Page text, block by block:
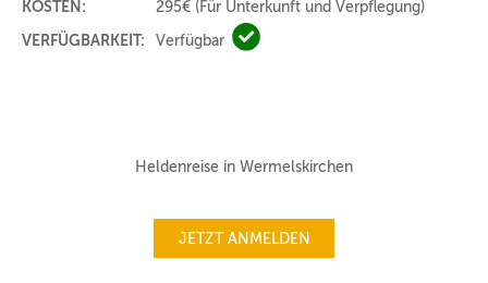
KOSTEN:
295€ (Für Unterkunft und Verpflegung)
VERFÜGBARKEIT:
Verfügbar Verfügbar
Heldenreise in Wermelskirchen
JETZT ANMELDEN